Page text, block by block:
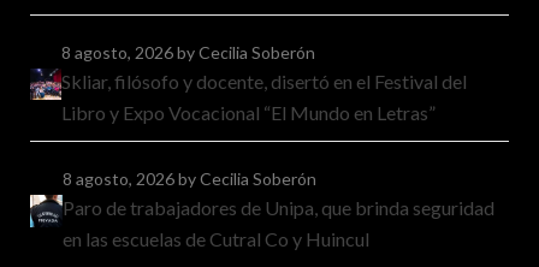
8 agosto, 2026by Cecilia Soberón
Skliar, filósofo y docente, disertó en el Festival del
Libro y Expo Vocacional “El Mundo en Letras”
8 agosto, 2026by Cecilia Soberón
Paro de trabajadores de Unipa, que brinda seguridad
en las escuelas de Cutral Co y Huincul